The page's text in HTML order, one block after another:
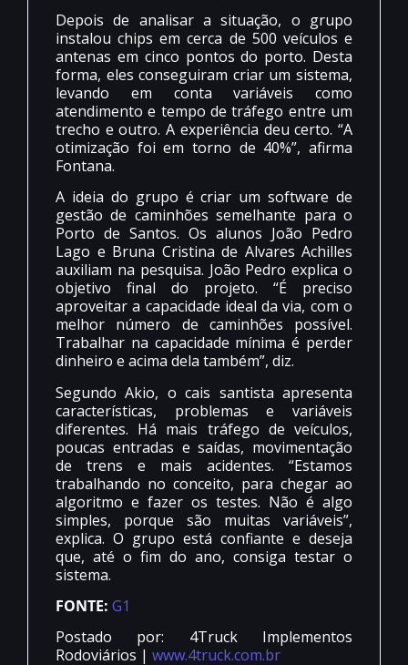
Depois de analisar a situação, o grupo
instalou chips em cerca de 500 veículos e
antenas em cinco pontos do porto. Desta
forma, eles conseguiram criar um sistema,
levando em conta variáveis como
atendimento e tempo de tráfego entre um
trecho e outro. A experiência deu certo. “A
otimização foi em torno de 40%”, afirma
Fontana.
A ideia do grupo é criar um software de
gestão de caminhões semelhante para o
Porto de Santos. Os alunos João Pedro
Lago e Bruna Cristina de Alvares Achilles
auxiliam na pesquisa. João Pedro explica o
objetivo final do projeto. “É preciso
aproveitar a capacidade ideal da via, com o
melhor número de caminhões possível.
Trabalhar na capacidade mínima é perder
dinheiro e acima dela também”, diz.
Segundo Akio, o cais santista apresenta
características, problemas e variáveis
diferentes. Há mais tráfego de veículos,
poucas entradas e saídas, movimentação
de trens e mais acidentes. “Estamos
trabalhando no conceito, para chegar ao
algoritmo e fazer os testes. Não é algo
simples, porque são muitas variáveis”,
explica. O grupo está confiante e deseja
que, até o fim do ano, consiga testar o
sistema.
FONTE: G1
Postado por: 4Truck Implementos
Rodoviários | www.4truck.com.br